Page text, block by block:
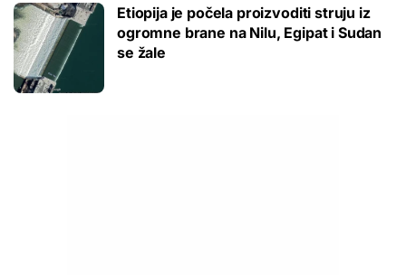
Etiopija je počela proizvoditi struju iz
ogromne brane na Nilu, Egipat i Sudan
se žale